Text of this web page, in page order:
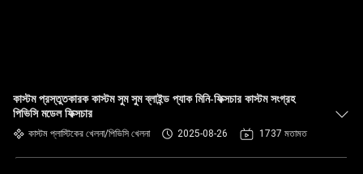
কাস্টম প্রস্তুতকারক কাস্টম সুম সুম ব্লাইন্ড প্যাক মিনি-ফিক্সচার কাস্টম সংগ্রহ
পিভিসি মডেল ফিক্সচার
কাস্টম প্লাস্টিকের খেলনা/পিভিসি খেলনা 2025-08-26 1737 মতামত